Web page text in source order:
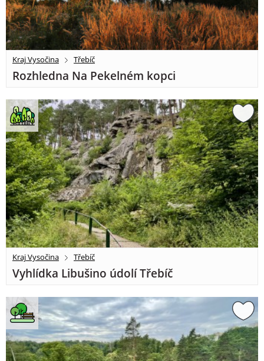
Kraj Vysočina Třebíč
Rozhledna Na Pekelném kopci
Kraj Vysočina Třebíč
Vyhlídka Libušino údolí Třebíč